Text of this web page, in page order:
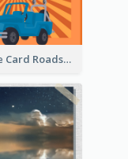
Vintage Card Roadshow Instagram Post